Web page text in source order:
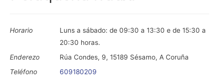
Horario
Luns a sábado: de 09:30 a 13:30 e de 15:30 a
20:30 horas.
Enderezo
Rúa Condes, 9, 15189 Sésamo, A Coruña
Teléfono
609180209